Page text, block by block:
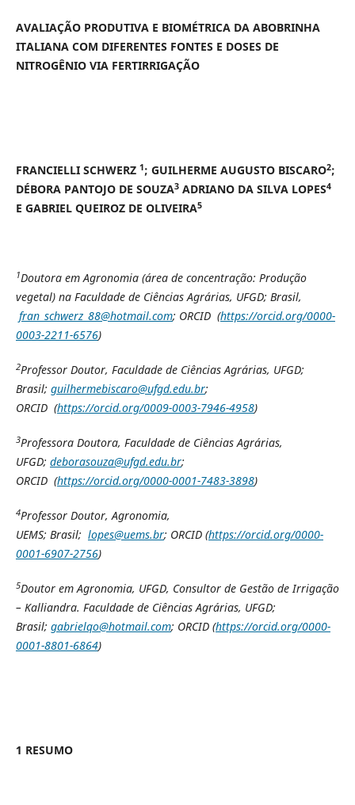
AVALIAÇÃO PRODUTIVA E BIOMÉTRICA DA ABOBRINHA
ITALIANA COM DIFERENTES FONTES E DOSES DE
NITROGÊNIO VIA FERTIRRIGAÇÃO
FRANCIELLI SCHWERZ 1; GUILHERME AUGUSTO BISCARO2;
DÉBORA PANTOJO DE SOUZA3ADRIANO DA SILVA LOPES4
E GABRIEL QUEIROZ DE OLIVEIRA5
1Doutora em Agronomia (área de concentração: Produção
vegetal) na Faculdade de Ciências Agrárias, UFGD; Brasil,
fran_schwerz_88@hotmail.com; ORCID (https://orcid.org/0000-
0003-2211-6576)
2Professor Doutor, Faculdade de Ciências Agrárias, UFGD;
Brasil; guilhermebiscaro@ufgd.edu.br;
ORCID (https://orcid.org/0009-0003-7946-4958)
3Professora Doutora, Faculdade de Ciências Agrárias,
UFGD; deborasouza@ufgd.edu.br;
ORCID (https://orcid.org/0000-0001-7483-3898)
4Professor Doutor, Agronomia,
UEMS; Brasil; lopes@uems.br; ORCID (https://orcid.org/0000-
0001-6907-2756)
5Doutor em Agronomia, UFGD, Consultor de Gestão de Irrigação
– Kalliandra. Faculdade de Ciências Agrárias, UFGD;
Brasil; gabrielqo@hotmail.com; ORCID (https://orcid.org/0000-
0001-8801-6864)
1 RESUMO